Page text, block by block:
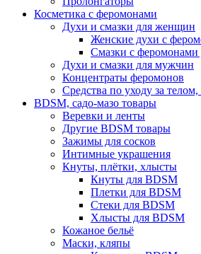
Косметика с феромонами
Духи и смазки для женщин
Женские духи с
Смазки с
Духи и смазки для мужчин
Концентраты феромонов
Средства по уходу за телом,
BDSM, садо-мазо товары
Веревки и ленты
Другие BDSM товары
Зажимы для сосков
Интимные украшения
Кнуты, плётки, хлысты
Кнуты для BDSM
Плетки для BDSM
Стеки для BDSM
Хлысты для BDSM
Кожаное бельё
Маски, кляпы